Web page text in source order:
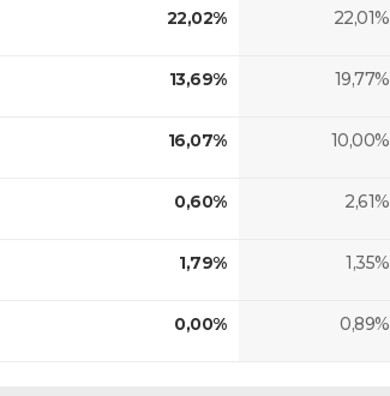
22,02% 22,01%
13,69% 19,77%
16,07% 10,00%
0,60% 2,61%
1,79% 1,35%
0,00% 0,89%